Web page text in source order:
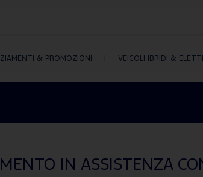
& PROMOZIONI VEICOLI IBRIDI &
IN ASSISTENZA